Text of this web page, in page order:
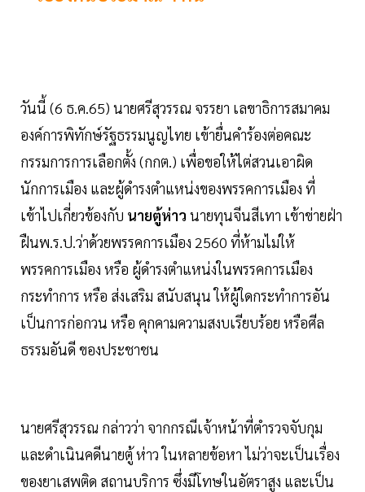
วันนี้ (6 ธ.ค.65) นายศรีสุวรรณ จรรยา เลขาธิการสมาคม
องค์การพิทักษ์รัฐธรรมนูญไทย เข้ายื่นคำร้องต่อคณะ
กรรมการการเลือกตั้ง (กกต.) เพื่อขอให้ไต่สวนเอาผิด
นักการเมือง และผู้ดำรงตำแหน่งของพรรคการเมือง ที่
เข้าไปเกี่ยวข้องกับ นายตู้ห่าว นายทุนจีนสีเทา เข้าข่ายฝ่า
ฝืนพ.ร.ป.ว่าด้วยพรรคการเมือง 2560 ที่ห้ามไม่ให้
พรรคการเมือง หรือ ผู้ดำรงตำแหน่งในพรรคการเมือง
กระทำการ หรือ ส่งเสริม สนับสนุน ให้ผู้ใดกระทำการอัน
เป็นการก่อกวน หรือ คุกคามความสงบเรียบร้อย หรือศีล
ธรรมอันดี ของประชาชน
นายศรีสุวรรณ กล่าวว่า จากกรณีเจ้าหน้าที่ตำรวจจับกุม
และดำเนินคดีนายตู้ ห่าว ในหลายข้อหา ไม่ว่าจะเป็นเรื่อง
ของยาเสพติด สถานบริการ ซึ่งมีโทษในอัตราสูง และเป็น